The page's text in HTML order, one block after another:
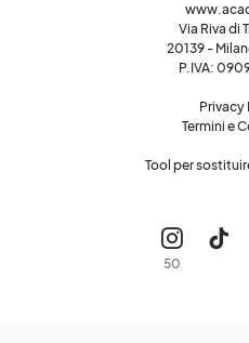
Via Riva di
20139 -
P.IVA:
Privacy
Termini e
Tool per
50